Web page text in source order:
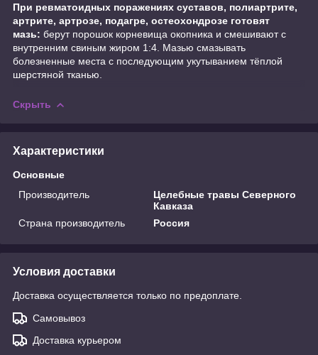
При ревматоидных поражениях суставов, полиартрите,
артрите, артрозе, подагре, остеохондрозе готовят
мазь: берут порошок корневища окопника и смешивают с
внутренним свиным жиром 1:4. Мазью смазывать
болезненные места с последующим укутыванием тёплой
шерстяной тканью.
Скрыть
Характеристики
Основные
Производитель
Целебные травы Северного
Кавказа
Страна производитель
Россия
Условия доставки
Доставка осуществляется только по предоплате.
Самовывоз
Доставка курьером